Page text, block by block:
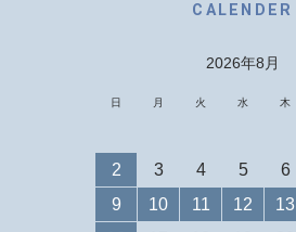
CALENDER
2026年8月
日 月 火 水 木
2
3 4 5 6
9
10 11 12 13